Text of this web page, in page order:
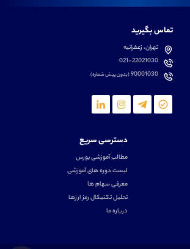
تماس بگیرید
تهران، زعفرانیه
021-22021030
90001030(بدون پیش شماره)
دسترسی سریع
مطالب آموزشی بورس
لیست دوره های آموزشی
معرفی سهام ها
تحلیل تکنیکال رمز ارزها
درباره ما